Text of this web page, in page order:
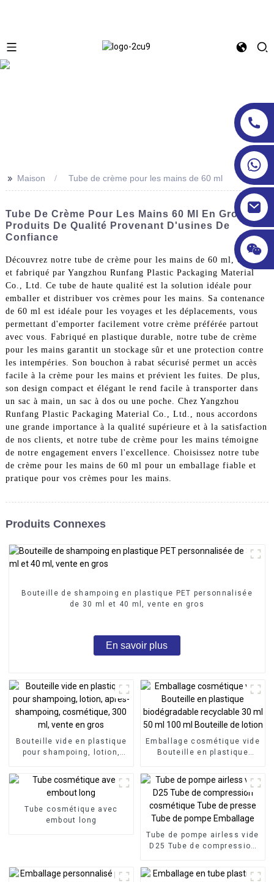
>> Maison Tube de crème pour les mains de 60 ml
Tube De Crème Pour Les Mains 60 Ml En Gros |
Produits De Qualité Provenant D'usines De
Confiance
Découvrez notre tube de crème pour les mains de 60 ml, conçu
et fabriqué par Yangzhou Runfang Plastic Packaging Material
Co., Ltd. Ce tube de haute qualité est la solution idéale pour
emballer et distribuer vos crèmes pour les mains. Sa contenance
de 60 ml est idéale pour les voyages et les déplacements, vous
permettant d'emporter facilement votre crème préférée partout
avec vous. Fabriqué en plastique durable, notre tube de crème
pour les mains garantit un stockage sûr et une protection contre
les intempéries. Son bouchon à rabat sécurisé permet un accès
facile à la crème pour les mains et prévient les fuites. De plus,
son design compact et élégant le rend facile à transporter dans
un sac à main, un sac à dos ou une poche. Chez Yangzhou
Runfang Plastic Packaging Material Co., Ltd., nous accordons
une grande importance à la qualité supérieure et à la satisfaction
de nos clients, et notre tube de crème pour les mains témoigne
de notre engagement envers l'excellence. Choisissez notre tube
de crème pour les mains de 60 ml pour un emballage fiable et
pratique pour vos crèmes pour les mains.
Produits Connexes
Bouteille de shampoing en plastique PET personnalisée
de 30 ml et 40 ml, vente en gros
En savoir plus
Bouteille vide en plastique
pour shampoing, lotion,
cosmétique, 300 ml, vente
en gros
Emballage cosmétique vide
Bouteille en plastique
30 ml 50 ml 100 ml
Bouteille de lotion
Tube cosmétique avec
embout long
Tube de pompe airless vide
D25 Tube de compression
Tube de pompe Emballage